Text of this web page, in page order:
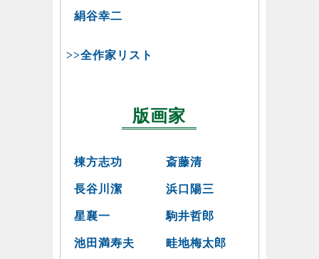
絹谷幸二
>>全作家リスト
版画家
棟方志功 斎藤清
長谷川潔 浜口陽三
星襄一 駒井哲郎
池田満寿夫 畦地梅太郎